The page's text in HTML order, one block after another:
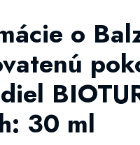
o
30 ml